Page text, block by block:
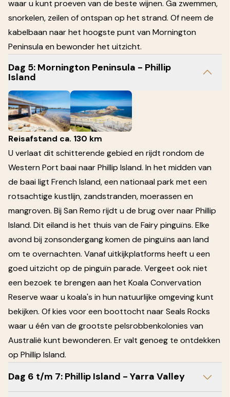
waar u kunt proeven van de beste wijnen. Ga zwemmen,
snorkelen, zeilen of ontspan op het strand. Of neem de
kabelbaan naar het hoogste punt van Mornington
Peninsula en bewonder het uitzicht.
Dag 5: Mornington Peninsula - Phillip
Island
Reisafstand ca. 130 km
U verlaat dit schitterende gebied en rijdt rondom de
Western Port baai naar Phillip Island. In het midden van
de baai ligt French Island, een nationaal park met een
rotsachtige kustlijn, zandstranden, moerassen en
mangroven. Bij San Remo rijdt u de brug over naar Phillip
Island. Dit eiland is het thuis van de Fairy pinguïns. Elke
avond bij zonsondergang komen de pinguïns aan land
om te overnachten. Vanaf uitkijkplatforms heeft u een
goed uitzicht op de pinguïn parade. Vergeet ook niet
een bezoek te brengen aan het Koala Convervation
Reserve waar u koala's in hun natuurlijke omgeving kunt
bekijken. Of kies voor een boottocht naar Seals Rocks
waar u één van de grootste pelsrobbenkolonies van
Australië kunt bewonderen. Er valt genoeg te ontdekken
op Phillip Island.
Dag 6 t/m 7: Phillip Island - Yarra Valley